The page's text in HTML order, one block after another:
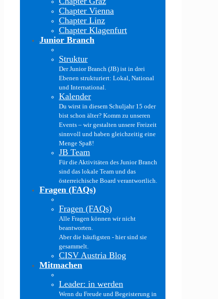
Chapter Vienna
Chapter Linz
Chapter Klagenfurt
Junior Branch
Struktur
Der Junior Branch (JB) ist in drei
Ebenen strukturiert: Lokal, National
und International.
Kalender
Du wirst in diesem Schuljahr 15 oder
bist schon älter? Komm zu unseren
Events – wir gestalten unsere Freizeit
sinnvoll und haben gleichzeitig eine
Menge Spaß!
JB Team
Für die Aktivitäten des Junior Branch
sind das lokale Team und das
österreichische Board verantwortlich.
Fragen (FAQs)
Fragen (FAQs)
Alle Fragen können wir nicht
beantworten.
Aber die häufigsten - hier sind sie
gesammelt.
CISV Austria Blog
Mitmachen
Leader: in werden
Wenn du Freude und Begeisterung in